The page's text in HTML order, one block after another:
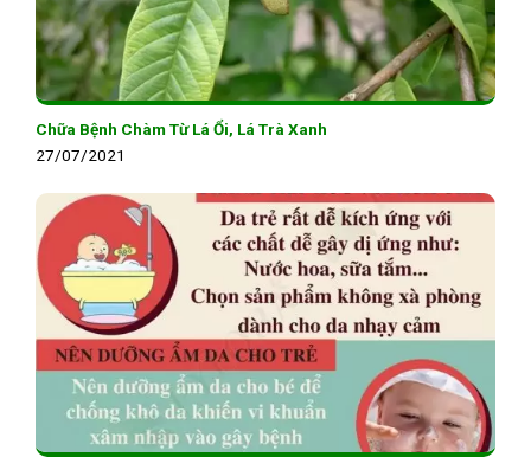
Chữa Bệnh Chàm Từ Lá Ổi, Lá Trà Xanh
27/07/2021